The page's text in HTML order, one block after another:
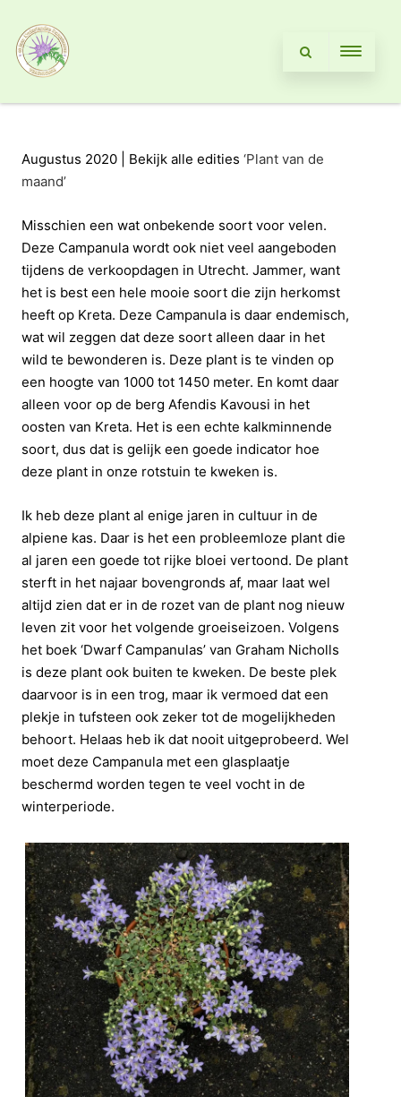
Augustus 2020 | Bekijk alle edities ‘Plant van de
maand’
Misschien een wat onbekende soort voor velen.
Deze Campanula wordt ook niet veel aangeboden
tijdens de verkoopdagen in Utrecht. Jammer, want
het is best een hele mooie soort die zijn herkomst
heeft op Kreta. Deze Campanula is daar endemisch,
wat wil zeggen dat deze soort alleen daar in het
wild te bewonderen is. Deze plant is te vinden op
een hoogte van 1000 tot 1450 meter. En komt daar
alleen voor op de berg Afendis Kavousi in het
oosten van Kreta. Het is een echte kalkminnende
soort, dus dat is gelijk een goede indicator hoe
deze plant in onze rotstuin te kweken is.
Ik heb deze plant al enige jaren in cultuur in de
alpiene kas. Daar is het een probleemloze plant die
al jaren een goede tot rijke bloei vertoond. De plant
sterft in het najaar bovengronds af, maar laat wel
altijd zien dat er in de rozet van de plant nog nieuw
leven zit voor het volgende groeiseizoen. Volgens
het boek ‘Dwarf Campanulas’ van Graham Nicholls
is deze plant ook buiten te kweken. De beste plek
daarvoor is in een trog, maar ik vermoed dat een
plekje in tufsteen ook zeker tot de mogelijkheden
behoort. Helaas heb ik dat nooit uitgeprobeerd. Wel
moet deze Campanula met een glasplaatje
beschermd worden tegen te veel vocht in de
winterperiode.